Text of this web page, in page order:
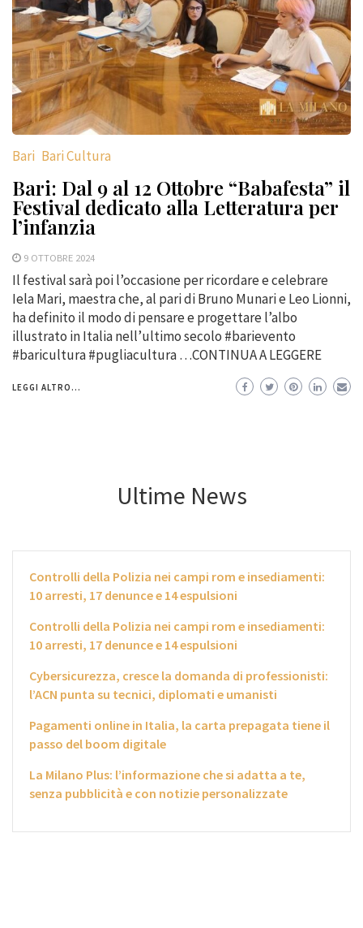
Bari Bari Cultura
Bari: Dal 9 al 12 Ottobre “Babafesta” il
Festival dedicato alla Letteratura per
l’infanzia
9 OTTOBRE 2024
Il festival sarà poi l’occasione per ricordare e celebrare
Iela Mari, maestra che, al pari di Bruno Munari e Leo Lionni,
ha definito il modo di pensare e progettare l’albo
illustrato in Italia nell’ultimo secolo #barievento
#baricultura #pugliacultura …CONTINUA A LEGGERE
LEGGI ALTRO...
Ultime News
Controlli della Polizia nei campi rom e insediamenti:
10 arresti, 17 denunce e 14 espulsioni
Controlli della Polizia nei campi rom e insediamenti:
10 arresti, 17 denunce e 14 espulsioni
Cybersicurezza, cresce la domanda di professionisti:
l’ACN punta su tecnici, diplomati e umanisti
Pagamenti online in Italia, la carta prepagata tiene il
passo del boom digitale
La Milano Plus: l’informazione che si adatta a te,
senza pubblicità e con notizie personalizzate